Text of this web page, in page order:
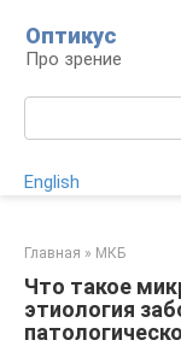
контенту
Оптикус
Про зрение
English
Главная » МКБ
Что такое
этиология